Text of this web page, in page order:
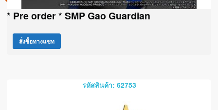
* Pre order * SMP Gao Guardian
สั่งซื้อทางแชท
รหัสสินค้า: 62753